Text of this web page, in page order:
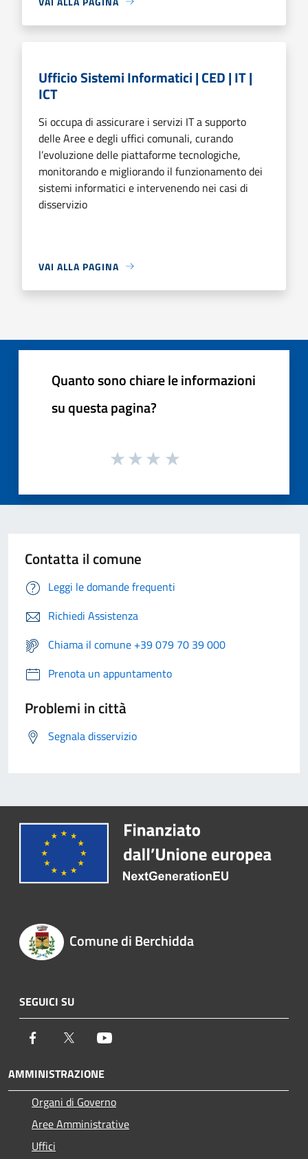
Ufficio Sistemi Informatici | CED | IT |
ICT
Si occupa di assicurare i servizi IT a supporto
delle Aree e degli uffici comunali, curando
l’evoluzione delle piattaforme tecnologiche,
monitorando e migliorando il funzionamento dei
sistemi informatici e intervenendo nei casi di
disservizio
VAI ALLA PAGINA
Quanto sono chiare le informazioni
su questa pagina?
Contatta il comune
Leggi le domande frequenti
Richiedi Assistenza
Chiama il comune +39 079 70 39 000
Prenota un appuntamento
Problemi in città
Segnala disservizio
Comune di Berchidda
SEGUICI SU
Facebook Twitter
AMMINISTRAZIONE
Organi di Governo
Aree Amministrative
Uffici